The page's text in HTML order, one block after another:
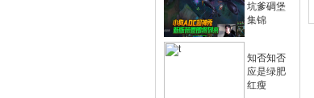
坑爹碉堡
集锦
知否知否
应是绿肥
红瘦